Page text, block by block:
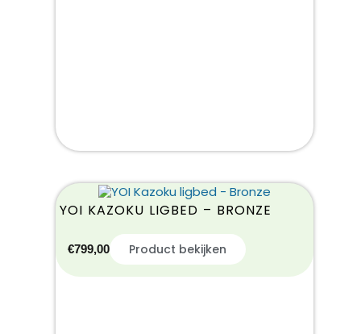
YOI KAZOKU LIGBED – BRONZE
€799,00 Product bekijken